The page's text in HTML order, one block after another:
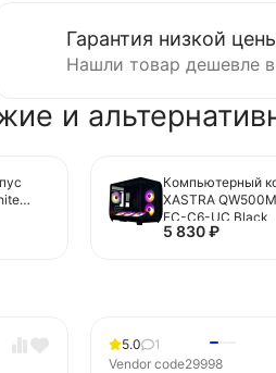
Гарантия низкой
Нашли товар дешевле
и
Компьютерный
XASTRA
FC-C6-UC Black
(QW500M-
5 830₽
5.0
1
Vendor code29998